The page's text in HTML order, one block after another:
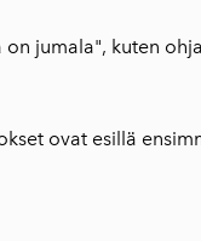
on jumala", kuten
ovat esillä